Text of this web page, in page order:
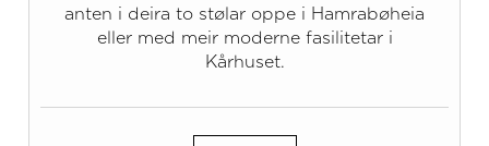
anten i deira to stølar oppe i Hamrabøheia
eller med meir moderne fasilitetar i
Kårhuset.